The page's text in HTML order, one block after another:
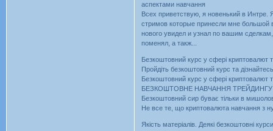
аспектами навчання
Всех приветствую, я новенький в
стримов которые принесли мне большой
нового увидел и узнал по вашим
поменял, а такж...
Безкоштовний курс у сфері криптовалют
Пройдіть безкоштовний курс та
Безкоштовний курс у сфері криптовалют
БЕЗКОШТОВНЕ НАВЧАННЯ ТРЕЙДИНГУ
Безкоштовний сир буває тільки в
Не все те, що криптовалюта навчання з
Якість матеріалів. Деякі безкоштовні